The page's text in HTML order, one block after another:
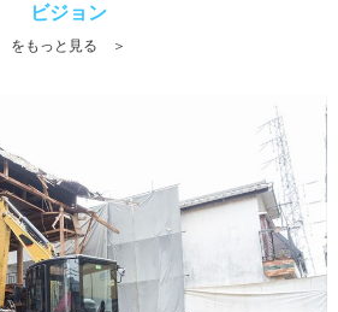
ビジョン
をもっと見る ＞